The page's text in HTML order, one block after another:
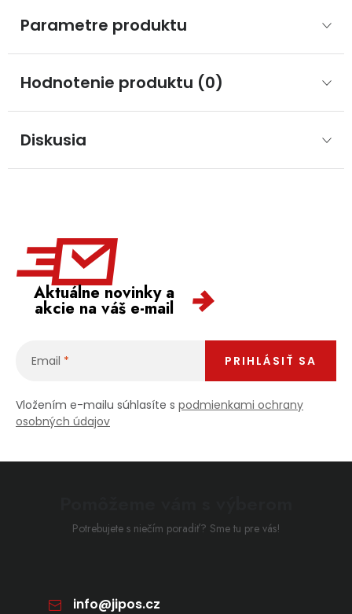
Parametre produktu
Hodnotenie produktu (0)
Diskusia
Aktuálne novinky a
akcie na váš e-mail
Email
Vložením e-mailu súhlasíte s podmienkami ochrany
osobných údajov
PRIHLÁSIŤ SA
Potrebujete s niečím poradiť? Sme tu pre vás!
info@jipos.cz